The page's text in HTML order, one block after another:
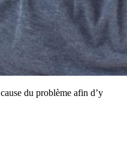
du problème afin d’y